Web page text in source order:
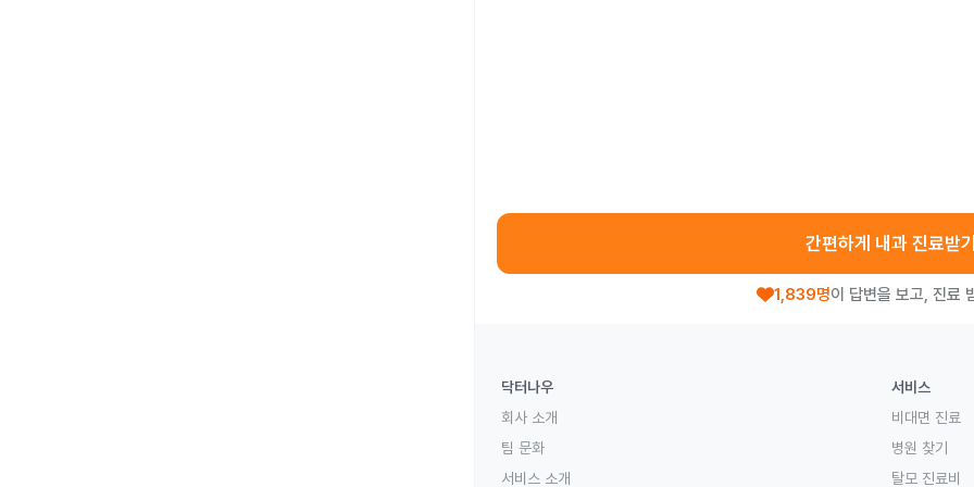
간편하게 내과 진료받기
1,839명이 답변을 보고, 진료
닥터나우
회사 소개
팀 문화
서비스 소개
서비스
비대면 진료
병원 찾기
탈모 진료비